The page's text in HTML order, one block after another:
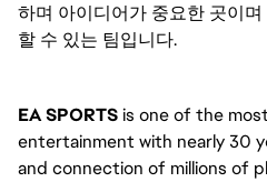
하며 아이디어가 중요한 곳이
할 수 있는 팀입니다.
EA SPORTS is one of the
entertainment with nearly 30
and connection of millions of